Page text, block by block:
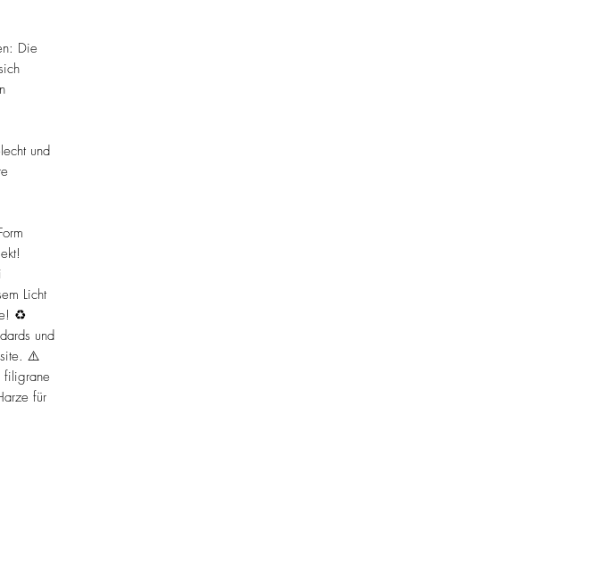
Die
und
Licht
♻️
und
⚠️
filigrane
für